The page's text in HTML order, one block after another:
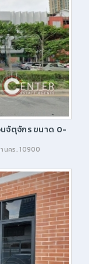
จัตุจักร ขนาด 0-
นคร, 10900